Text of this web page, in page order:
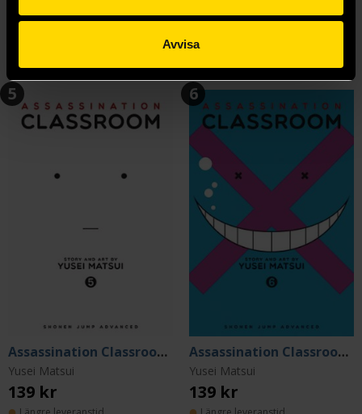
Avvisa
139 kr 139 kr
5
Assassination Classroom Vol 5
Yusei Matsui
139 kr
6
Assassination Classroom Vol 6
Yusei Matsui
139 kr